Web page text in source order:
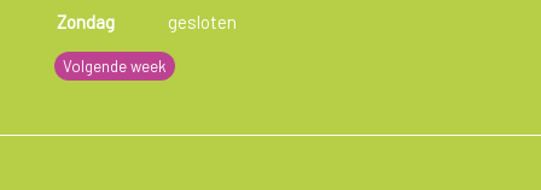
Zondag
gesloten
Volgende week